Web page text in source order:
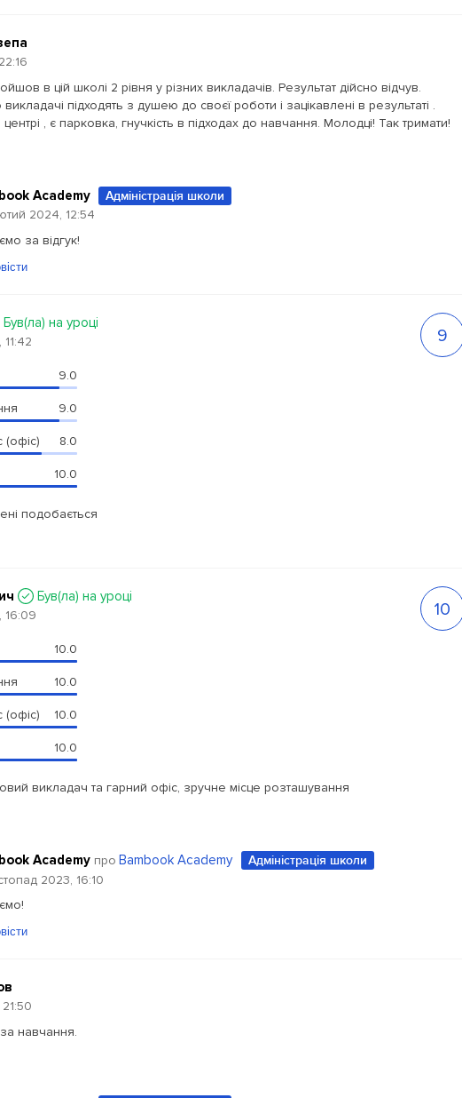
в цій школі 2 рівня у різних викладачів. Результат дійсно відчув.
підходять з душею до своєї роботи і зацікавлені в результаті .
, є парковка, гнучкість в підходах до навчання. Молодці! Так тримати!
Academy
Адміністрація школи
2024, 12:54
за відгук!
Був(ла) на уроці
9
9.0
9.0
(офіс) 8.0
10.0
подобається
Був(ла) на уроці
16:09 10
10.0
10.0
(офіс) 10.0
10.0
викладач та гарний офіс, зручне місце розташування
Academy про Bambook Academy
Адміністрація школи
2023, 16:10
навчання.